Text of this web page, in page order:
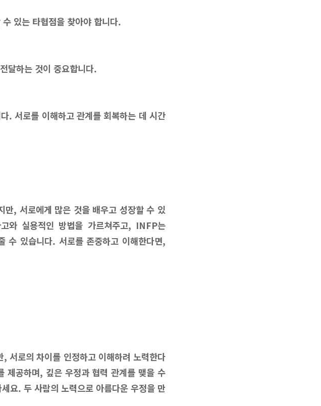
있는 타협점을 찾아야 합니다.
달하는 것이 중요합니다.
. 서로를 이해하고 관계를 회복하는 데 시간
, 서로에게 많은 것을 배우고 성장할 수 있
와 실용적인 방법을 가르쳐주고, INFP는
수 있습니다. 서로를 존중하고 이해한다면,
서로의 차이를 인정하고 이해하려 노력한다
제공하며, 깊은 우정과 협력 관계를 맺을 수
요. 두 사람의 노력으로 아름다운 우정을 만